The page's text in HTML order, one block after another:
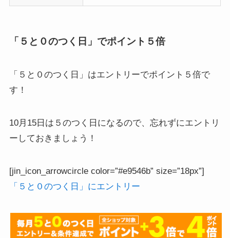
「５と０のつく日」でポイント５倍
「５と０のつく日」はエントリーでポイント５倍で
す！
10月15日は５のつく日になるので、忘れずにエントリ
ーしておきましょう！
[jin_icon_arrowcircle color=”#e9546b” size=”18px”]
「５と０のつく日」にエントリー